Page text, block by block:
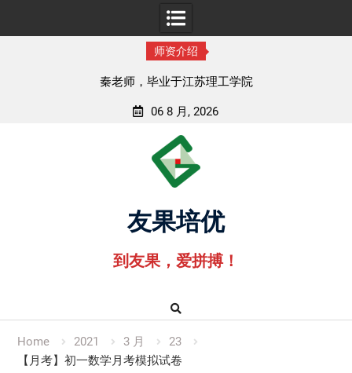
师资介绍
秦老师，毕业于江苏理工学院
06 8 月, 2026
友果培优
到友果，爱拼搏！
Home 2021 3 月
23
【月考】初一数学月考模拟试卷